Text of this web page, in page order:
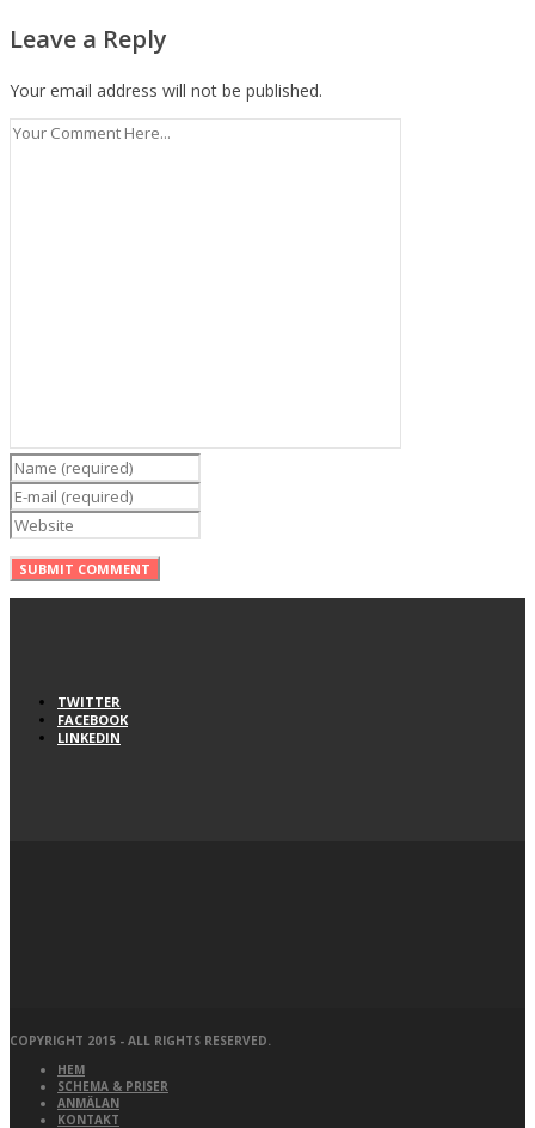
Leave a Reply
Your email address will not be published.
TWITTER
FACEBOOK
LINKEDIN
COPYRIGHT 2015 - ALL RIGHTS RESERVED.
HEM
SCHEMA & PRISER
ANMÄLAN
KONTAKT